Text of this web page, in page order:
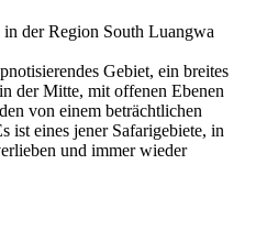
der Region South Luangwa
Gebiet, ein breites
der Mitte, mit offenen Ebenen
von einem beträchtlichen
ist eines jener Safarigebiete, in
und immer wieder